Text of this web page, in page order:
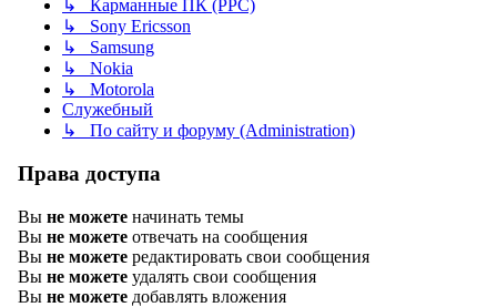
↳ Карманные ПК (PPC)
↳ Sony Ericsson
↳ Samsung
↳ Nokia
↳ Motorola
Служебный
↳ По сайту и форуму (Administration)
Права доступа
Вы не можете начинать темы
Вы не можете отвечать на сообщения
Вы не можете редактировать свои сообщения
Вы не можете удалять свои сообщения
Вы не можете добавлять вложения